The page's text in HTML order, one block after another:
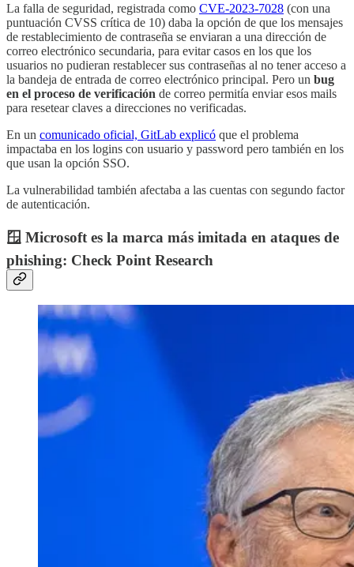
La falla de seguridad, registrada como CVE-2023-7028 (con una
puntuación CVSS crítica de 10) daba la opción de que los mensajes
de restablecimiento de contraseña se enviaran a una dirección de
correo electrónico secundaria, para evitar casos en los que los
usuarios no pudieran restablecer sus contraseñas al no tener acceso a
la bandeja de entrada de correo electrónico principal. Pero un bug
en el proceso de verificación de correo permitía enviar esos mails
para resetear claves a direcciones no verificadas.
En un comunicado oficial, GitLab explicó que el problema
impactaba en los logins con usuario y password pero también en los
que usan la opción SSO.
La vulnerabilidad también afectaba a las cuentas con segundo factor
de autenticación.
🪟 Microsoft es la marca más imitada en ataques de
phishing: Check Point Research